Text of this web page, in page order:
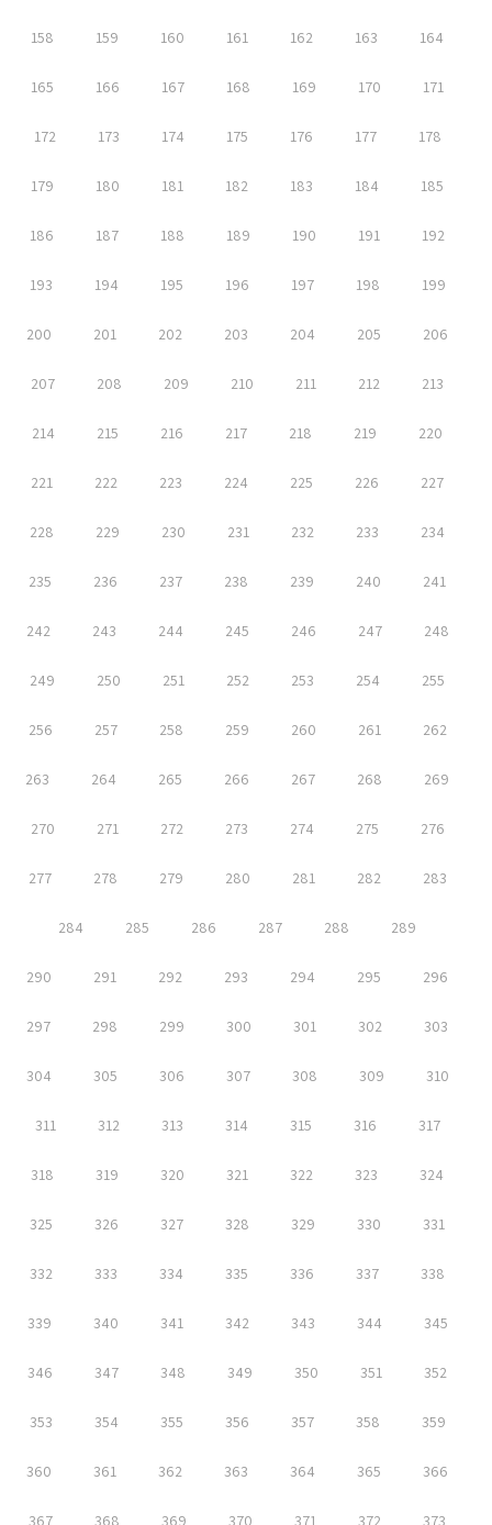
158 159 160 161 162 163 164
165 166 167 168 169 170 171
172 173 174 175 176 177 178
179 180 181 182 183 184 185
186 187 188 189 190 191 192
193 194 195 196 197 198 199
200 201 202 203 204 205 206
207 208 209 210 211 212 213
214 215 216 217 218 219 220
221 222 223 224 225 226 227
228 229 230 231 232 233 234
235 236 237 238 239 240 241
242 243 244 245 246 247 248
249 250 251 252 253 254 255
256 257 258 259 260 261 262
263 264 265 266 267 268 269
270 271 272 273 274 275 276
277 278 279 280 281 282 283
284 285 286 287 288 289
290 291 292 293 294 295 296
297 298 299 300 301 302 303
304 305 306 307 308 309 310
311 312 313 314 315 316 317
318 319 320 321 322 323 324
325 326 327 328 329 330 331
332 333 334 335 336 337 338
339 340 341 342 343 344 345
346 347 348 349 350 351 352
353 354 355 356 357 358 359
360 361 362 363 364 365 366
367 368 369 370 371 372 373